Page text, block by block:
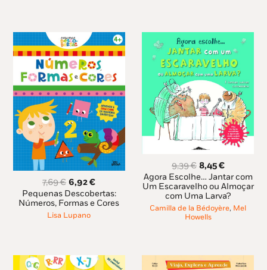
7,69€ O
preço
original
era:
6,92€O
preço
atual
Pequenas Descobertas:
Números, Formas e Cores
Lisa Lupano
9,39€ O
preço
original
era:
9,39 €.
8,45€O
preço
atual
é:
8,45 €.
Agora Escolhe… Jantar com
Um Escaravelho ou Almoçar
com Uma Larva?
Camilla de la Bédoyère, Mel
Howells